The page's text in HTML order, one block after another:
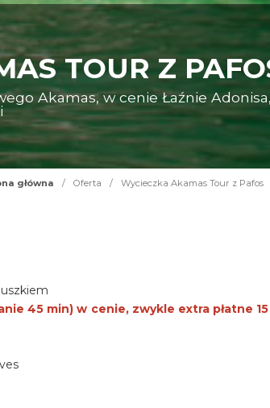
TOUR Z
Akamas, w cenie Łaźnie
główna / Oferta / Wycieczka Akamas Tour z Pafos
45 min) w cenie, zwykle extra płatne